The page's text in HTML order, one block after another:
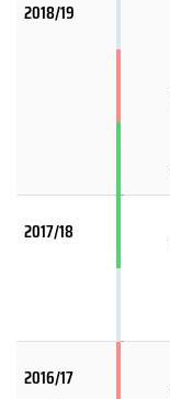
2018/19
2017/18
2016/17